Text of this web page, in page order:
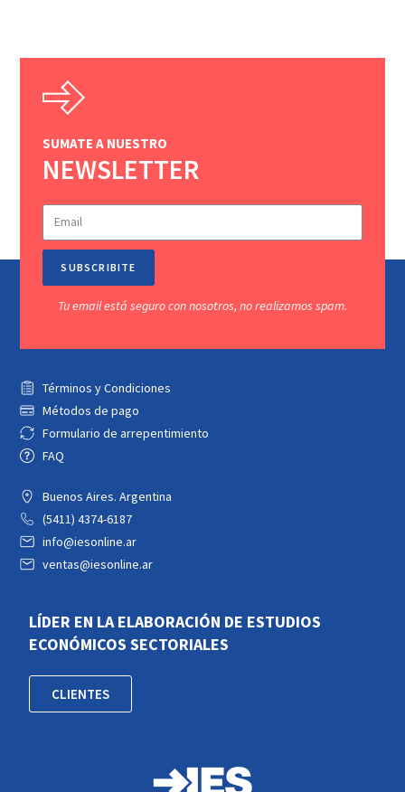
SUMATE A NUESTRO
NEWSLETTER
SUBSCRIBITE
Tu email está seguro con nosotros, no realizamos spam.
Términos y Condiciones
Métodos de pago
Formulario de arrepentimiento
FAQ
Buenos Aires. Argentina
(5411) 4374-6187
info@iesonline.ar
ventas@iesonline.ar
LÍDER EN LA ELABORACIÓN DE ESTUDIOS
ECONÓMICOS SECTORIALES
CLIENTES